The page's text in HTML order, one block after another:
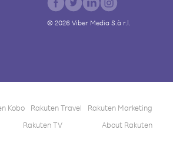
© 2026Viber Media S.à r.l.
Kobo Rakuten Travel
Rakuten Marketing
Rakuten TV About Rakuten